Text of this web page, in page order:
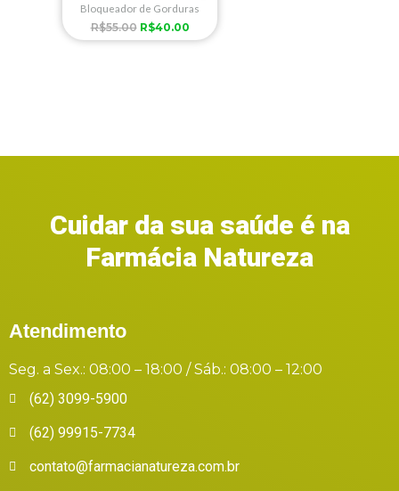
Bloqueador de Gorduras
R$55.00 R$40.00
Cuidar da sua saúde é na
Farmácia Natureza
Atendimento
Seg. a Sex.: 08:00 – 18:00 / Sáb.: 08:00 – 12:00
(62) 3099-5900
(62) 99915-7734
contato@farmacianatureza.com.br